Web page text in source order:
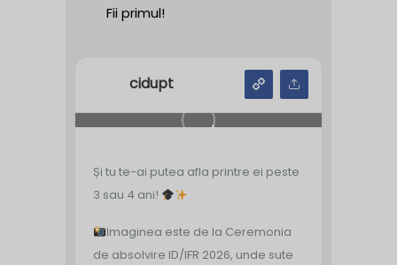
Fii primul!
cidupt
Și tu te-ai putea afla printre ei peste
3 sau 4 ani!
Imaginea este de la Ceremonia
de absolvire ID/IFR 2026, unde sute